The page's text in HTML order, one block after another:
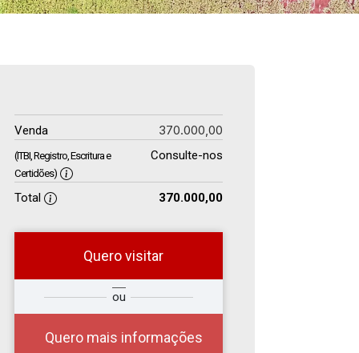
Venda 370.000,00
(ITBI, Registro, Escritura e
Certidões)
Consulte-nos
Total 370.000,00
Quero visitar
ou
Quero mais informações
Qual o melhor dia e
horário para você?